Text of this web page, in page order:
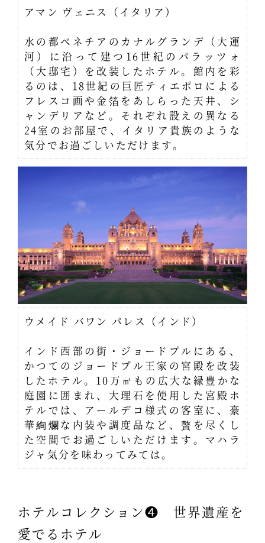
アマン ヴェニス（イタリア）
水の都ベネチアのカナルグランデ（大運
河）に沿って建つ16世紀のパラッツォ
（大邸宅）を改装したホテル。館内を彩
るのは、18世紀の巨匠ティエポロによる
フレスコ画や金箔をあしらった天井、シ
ャンデリアなど。それぞれ設えの異なる
24室のお部屋で、イタリア貴族のような
気分でお過ごしいただけます。
ウメイド バワン パレス（インド）
インド西部の街・ジョードプルにある、
かつてのジョードプル王家の宮殿を改装
したホテル。10万㎡もの広大な緑豊かな
庭園に囲まれ、大理石を使用した宮殿ホ
テルでは、アールデコ様式の客室に、豪
華絢爛な内装や調度品など、贅を尽くし
た空間でお過ごしいただけます。マハラ
ジャ気分を味わってみては。
ホテルコレクション❹ 世界遺産を
愛でるホテル